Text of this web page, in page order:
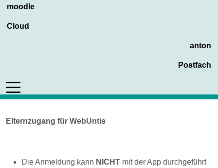
moodle
Cloud
anton
Postfach
Mobile Menu Toggle
Elternzugang für WebUntis
Die Anmeldung kann NICHT mit der App durchgeführt